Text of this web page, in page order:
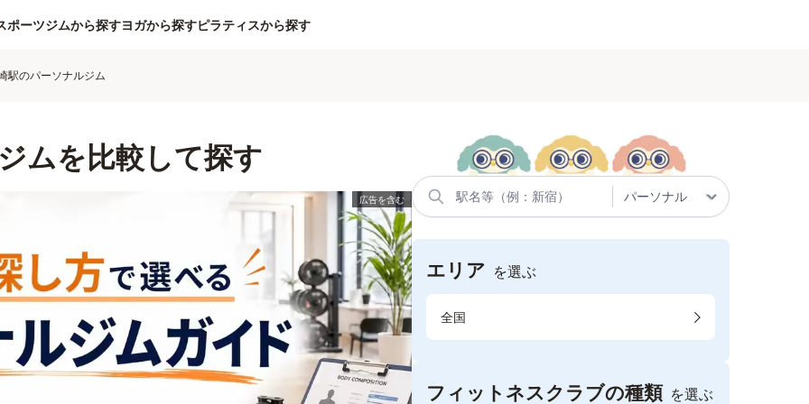
ポーツジムから探すヨガから探すピラティスから探す
駅のパーソナルジム
ムを比較して探す
エリア を選ぶ
全国
フィットネスクラブの種類 を選ぶ